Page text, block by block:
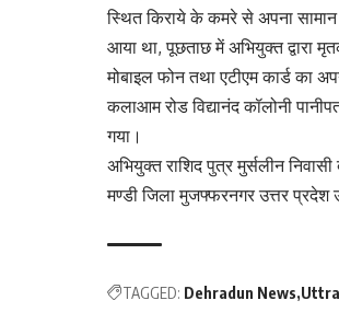
स्थित किराये के कमरे से अपना
आया था, पूछताछ में अभियुक्त द्वारा
मोबाइल फोन तथा एटीएम कार्ड का
कलाआम रोड विद्यानंद कॉलोनी
गया।
अभियुक्त राशिद पुत्र मुर्सलीन निवासी
मण्डी जिला मुजफ्फरनगर उत्तर प्रदेश
TAGGED: Dehradun News